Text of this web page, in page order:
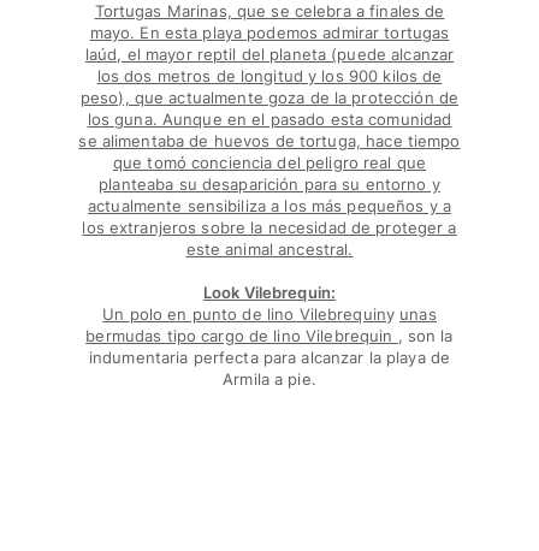
Portal de devoluciones
Devolución
Entrega
Preguntas más frecuentes
Buscar una tienda
Contáctanos
Rastrear mi pedido
Tortugas Marinas, que se celebra a finales de
mayo. En esta playa podemos admirar tortugas
laúd, el mayor reptil del planeta (puede alcanzar
los dos metros de longitud y los 900 kilos de
peso), que actualmente goza de la protección de
los guna. Aunque en el pasado esta comunidad
se alimentaba de huevos de tortuga, hace tiempo
que tomó conciencia del peligro real que
planteaba su desaparición para su entorno y
actualmente sensibiliza a los más pequeños y a
los extranjeros sobre la necesidad de proteger a
este animal ancestral.
Look Vilebrequin:
Un polo en punto de lino Vilebrequiny unas
bermudas tipo cargo de lino Vilebrequin , son la
indumentaria perfecta para alcanzar la playa de
Armila a pie.